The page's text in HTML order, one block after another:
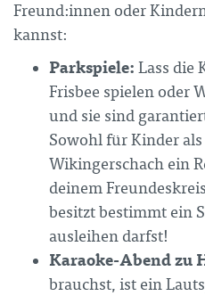
Freund:innen oder
kannst:
Parkspiele: Lass die
Frisbee spielen oder
und sie sind
Sowohl für Kinder
Wikingerschach ein
deinem
besitzt bestimmt ein
ausleihen darfst!
Karaoke-Abend zu
brauchst, ist ein